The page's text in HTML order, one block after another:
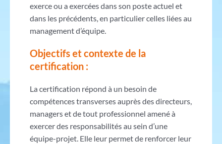
exerce ou a exercées dans son poste actuel et
dans les précédents, en particulier celles liées au
management d’équipe.
Objectifs et contexte de la
certification :
La certification répond à un besoin de
compétences transverses auprès des directeurs,
managers et de tout professionnel amené à
exercer des responsabilités au sein d’une
équipe-projet. Elle leur permet de renforcer leur